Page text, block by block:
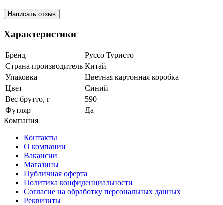
Написать отзыв
Характеристики
Бренд
Руссо Туристо
Страна производитель Китай
Упаковка
Цветная картонная коробка
Цвет
Синий
Вес брутто, г
590
Футляр
Да
Компания
Контакты
О компании
Вакансии
Магазины
Публичная оферта
Политика конфиденциальности
Согласие на обработку персональных данных
Реквизиты